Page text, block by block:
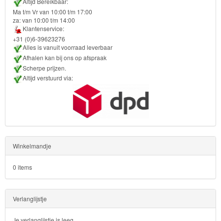
etui
handdoek
rugzakken
portemonnee
klok,
wekker
servies
Divers
Ma t/m Vr van 10:00 t/m 17:00
za: van 10:00 t/m 14:00
Klantenservice:
+31 (0)6-39623276
Alles is vanuit voorraad leverbaar
Afhalen kan bij ons op afspraak
Scherpe prijzen.
Altijd verstuurd via:
Winkelmandje
0 items
Verlanglijstje